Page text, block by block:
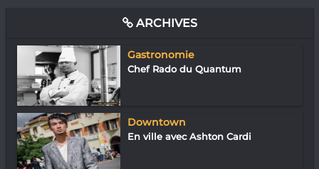
ARCHIVES
Gastronomie
Chef Rado du Quantum
Downtown
En ville avec Ashton Cardi